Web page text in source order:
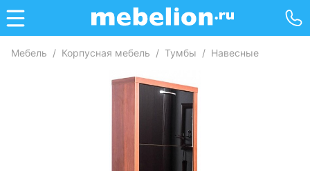
Мебель / Корпусная мебель / Тумбы / Навесные